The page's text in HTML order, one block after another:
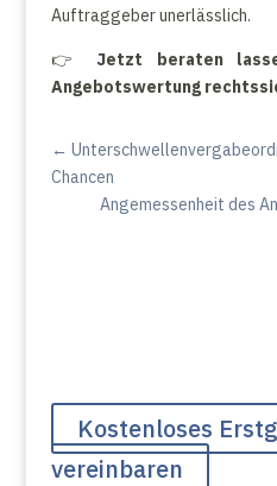
Auftraggeber unerlässlich.
👉 Jetzt beraten
Angebotswertung
←
Chancen
Angemessenheit des
Kostenloses
vereinbaren